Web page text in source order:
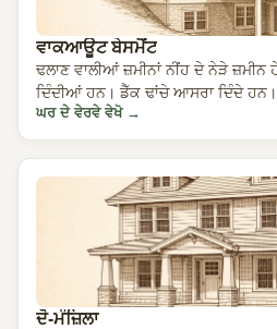
ਵਾਕਆਊਟ ਬੇਸਮੈਂਟ
ਢਲਾਣ ਵਾਲੀਆਂ ਜ਼ਮੀਨਾਂ ਨੀਂਹ ਦੇ ਨੇੜੇ
ਦਿੰਦੀਆਂ ਹਨ। ਡੈੱਕ ਢਾਂਚੇ ਆਸਰਾ ਦਿੰਦੇ ਹਨ।
ਘਰ ਦੇ ਵੇਰਵੇ ਵੇਖੋ→
ਦੋ-ਮੰਜ਼ਿਲਾ